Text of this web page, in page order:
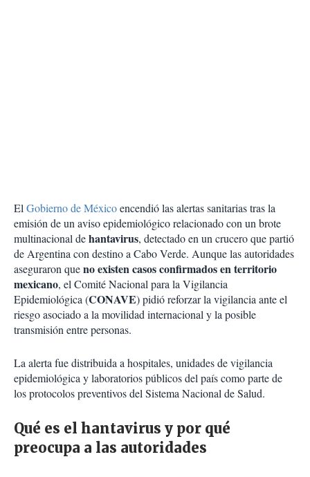
ElGobierno de Méxicoencendió las alertas sanitarias tras la
emisión de un aviso epidemiológico relacionado con un brote
multinacional dehantavirus, detectado en un crucero que partió
de Argentina con destino a Cabo Verde. Aunque las autoridades
aseguraron queno existen casos confirmados en territorio
mexicano, el Comité Nacional para la Vigilancia
Epidemiológica (CONAVE) pidió reforzar la vigilancia ante el
riesgo asociado a la movilidad internacional y la posible
transmisión entre personas.
La alerta fue distribuida a hospitales, unidades de vigilancia
epidemiológica y laboratorios públicos del país como parte de
los protocolos preventivos del Sistema Nacional de Salud.
Qué es el hantavirus y por qué
preocupa a las autoridades